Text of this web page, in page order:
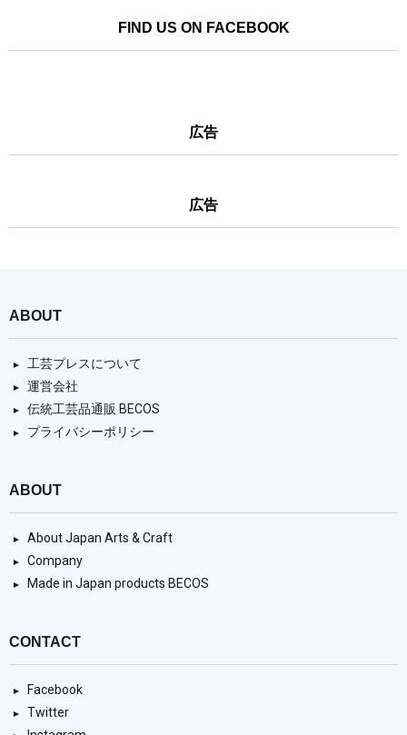
FIND US ON FACEBOOK
広告
広告
ABOUT
工芸プレスについて
運営会社
伝統工芸品通販 BECOS
プライバシーポリシー
ABOUT
About Japan Arts & Craft
Company
Made in Japan products BECOS
CONTACT
Facebook
Twitter